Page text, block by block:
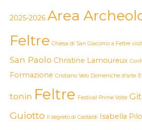
2025-2026 Area
Feltre Chiesa di San Giacomo a Feltre
San Paolo Christine Lamoureux
Formazione Cristiano Velo Domeniche d'arte
tonin Feltre Festival Prime Volte
Guiotto Il segreto di Castaldi Isabella Pilo